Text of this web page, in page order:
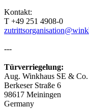
Kontakt:
T +49 251 4908-0
---
Türverriegelung:
Aug. Winkhaus SE &
Berkeser Straße 6
98617 Meiningen
Germany